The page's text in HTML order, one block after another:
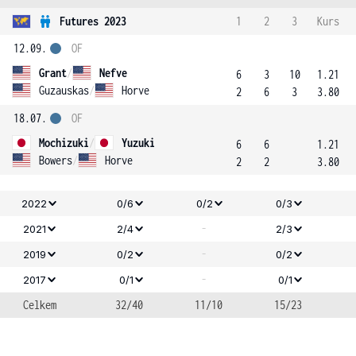
Futures 2023 1 2 3
Kurs
12.09.
Grant/
Nefve
Guzauskas/ Horve
OF
6
2
3
6
10
3
1.21
3.80
18.07.
Mochizuki/
Yuzuki
Bowers/ Horve
OF
6
2
6
2
1.21
3.80
2022 0/6 0/2
0/3
2021
2/4 -
2/3
2019
0/2 -
0/2
2017
0/1 - 0/1
Celkem 32/40 11/10 15/23